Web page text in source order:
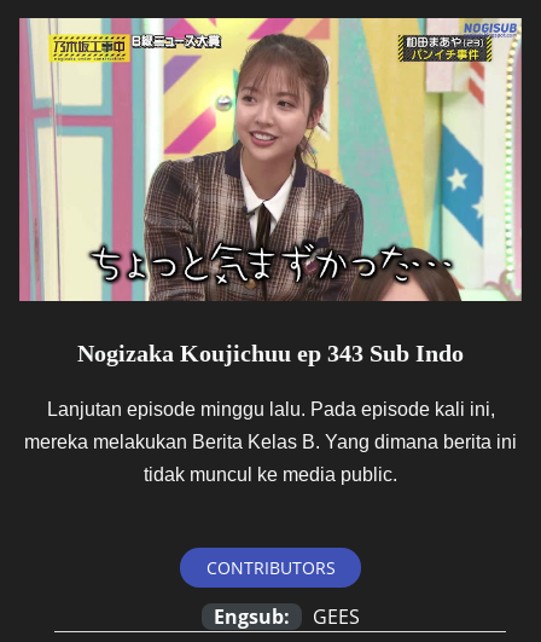
Nogizaka Koujichuu ep 343 Sub Indo
Lanjutan episode minggu lalu. Pada episode kali ini,
mereka melakukan Berita Kelas B. Yang dimana berita ini
tidak muncul ke media public.
CONTRIBUTORS
Engsub:
GEES